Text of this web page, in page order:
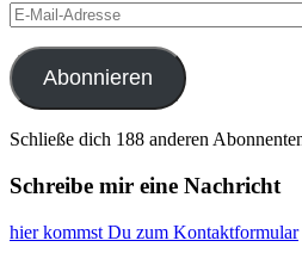
E-
Mail-
Adresse
Abonnieren
Schließe dich 188 anderen
Schreibe mir eine Nachricht
hier kommst Du zum Kontaktformular